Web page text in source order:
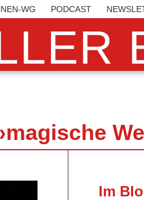
WG PODCAST
Im